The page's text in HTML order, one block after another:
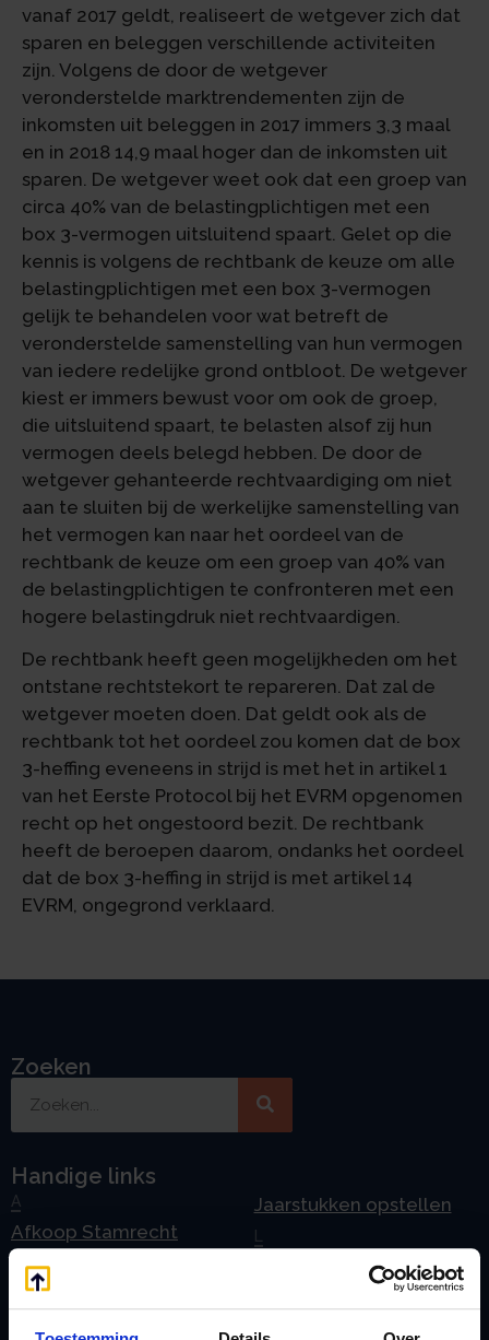
vanaf 2017 geldt, realiseert de wetgever zich dat
sparen en beleggen verschillende activiteiten
zijn. Volgens de door de wetgever
veronderstelde marktrendementen zijn de
inkomsten uit beleggen in 2017 immers 3,3 maal
en in 2018 14,9 maal hoger dan de inkomsten uit
sparen. De wetgever weet ook dat een groep van
circa 40% van de belastingplichtigen met een
box 3-vermogen uitsluitend spaart. Gelet op die
kennis is volgens de rechtbank de keuze om alle
belastingplichtigen met een box 3-vermogen
gelijk te behandelen voor wat betreft de
veronderstelde samenstelling van hun vermogen
van iedere redelijke grond ontbloot. De wetgever
kiest er immers bewust voor om ook de groep,
die uitsluitend spaart, te belasten alsof zij hun
vermogen deels belegd hebben. De door de
wetgever gehanteerde rechtvaardiging om niet
aan te sluiten bij de werkelijke samenstelling van
het vermogen kan naar het oordeel van de
rechtbank de keuze om een groep van 40% van
de belastingplichtigen te confronteren met een
hogere belastingdruk niet rechtvaardigen.
De rechtbank heeft geen mogelijkheden om het
ontstane rechtstekort te repareren. Dat zal de
wetgever moeten doen. Dat geldt ook als de
rechtbank tot het oordeel zou komen dat de box
3-heffing eveneens in strijd is met het in artikel 1
van het Eerste Protocol bij het EVRM opgenomen
recht op het ongestoord bezit. De rechtbank
heeft de beroepen daarom, ondanks het oordeel
dat de box 3-heffing in strijd is met artikel 14
EVRM, ongegrond verklaard.
Zoeken
Handige links
A
Afkoop Stamrecht
Belastingdienst
doorgeven
Jaarstukken opstellen
Lenen van de BV